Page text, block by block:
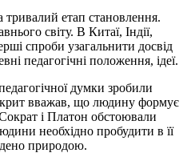
тривалий етап становлення.
світу. В Китаї, Індії,
спроби узагальнити досвід
педагогічні положення, ідеї.
думки зробили
вважав, що людину формує
і Платон обстоювали
необхідно пробудити в її
природою.